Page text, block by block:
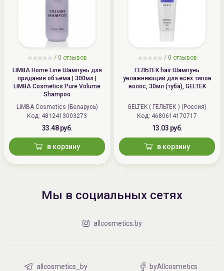
/ 0 отзывов
LIMBA Home Line Шампунь для
придания объема | 300мл |
LIMBA Cosmetics Pure Volume
Shampoo
LIMBA Cosmetics (Беларусь)
Код: 4812413003273
33.48 руб.
в корзину
/ 0 отзывов
ГЕЛЬТЕК hair Шампунь
увлажняющий для всех типов
волос, 30мл (туба), GELTEK
GELTEK ( ГЕЛЬТЕК ) (Россия)
Код: 4680614170717
13.03 руб.
в корзину
Мы в социальных сетях
allcosmetics.by
allcosmetics_by byAllcosmetics